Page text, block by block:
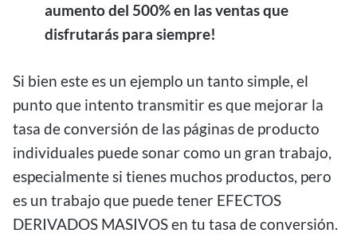
aumento del 500% en las ventas que
disfrutarás para siempre!
Si bien este es un ejemplo un tanto simple, el
punto que intento transmitir es que mejorar la
tasa de conversión de las páginas de producto
individuales puede sonar como un gran trabajo,
especialmente si tienes muchos productos, pero
es un trabajo que puede tener EFECTOS
DERIVADOS MASIVOS en tu tasa de conversión.